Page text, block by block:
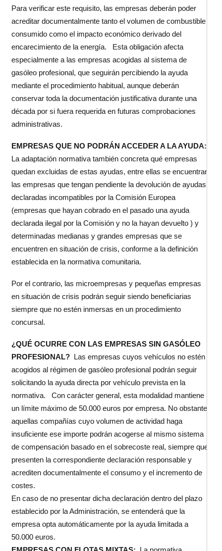
Para verificar este requisito, las empresas deberán poder
acreditar documentalmente tanto el volumen de combustible
consumido como el impacto económico derivado del
encarecimiento de la energía. Esta obligación afecta
especialmente a las empresas acogidas al sistema de
gasóleo profesional, que seguirán percibiendo la ayuda
mediante el procedimiento habitual, aunque deberán
conservar toda la documentación justificativa durante una
década por si fuera requerida en futuras comprobaciones
administrativas.
EMPRESAS QUE NO PODRÁN ACCEDER A LA AYUDA:
La adaptación normativa también concreta qué empresas
quedan excluidas de estas ayudas, entre ellas se encuentran
las empresas que tengan pendiente la devolución de ayudas
declaradas incompatibles por la Comisión Europea
(empresas que hayan cobrado en el pasado una ayuda
declarada ilegal por la Comisión y no la hayan devuelto ) y
determinadas medianas y grandes empresas que se
encuentren en situación de crisis, conforme a la definición
establecida en la normativa comunitaria.
Por el contrario, las microempresas y pequeñas empresas
en situación de crisis podrán seguir siendo beneficiarias
siempre que no estén inmersas en un procedimiento
concursal.
¿QUÉ OCURRE CON LAS EMPRESAS SIN GASÓLEO
PROFESIONAL?
Las empresas cuyos vehículos no estén
acogidos al régimen de gasóleo profesional podrán seguir
solicitando la ayuda directa por vehículo prevista en la
normativa.
Con carácter general, esta modalidad mantiene
un límite máximo de 50.000 euros por empresa. No obstante,
aquellas compañías cuyo volumen de actividad haga
insuficiente ese importe podrán acogerse al mismo sistema
de compensación basado en el sobrecoste real, siempre que
presenten la correspondiente declaración responsable y
acrediten documentalmente el consumo y el incremento de
costes.
En caso de no presentar dicha declaración dentro del plazo
establecido por la Administración, se entenderá que la
empresa opta automáticamente por la ayuda limitada a
50.000 euros.